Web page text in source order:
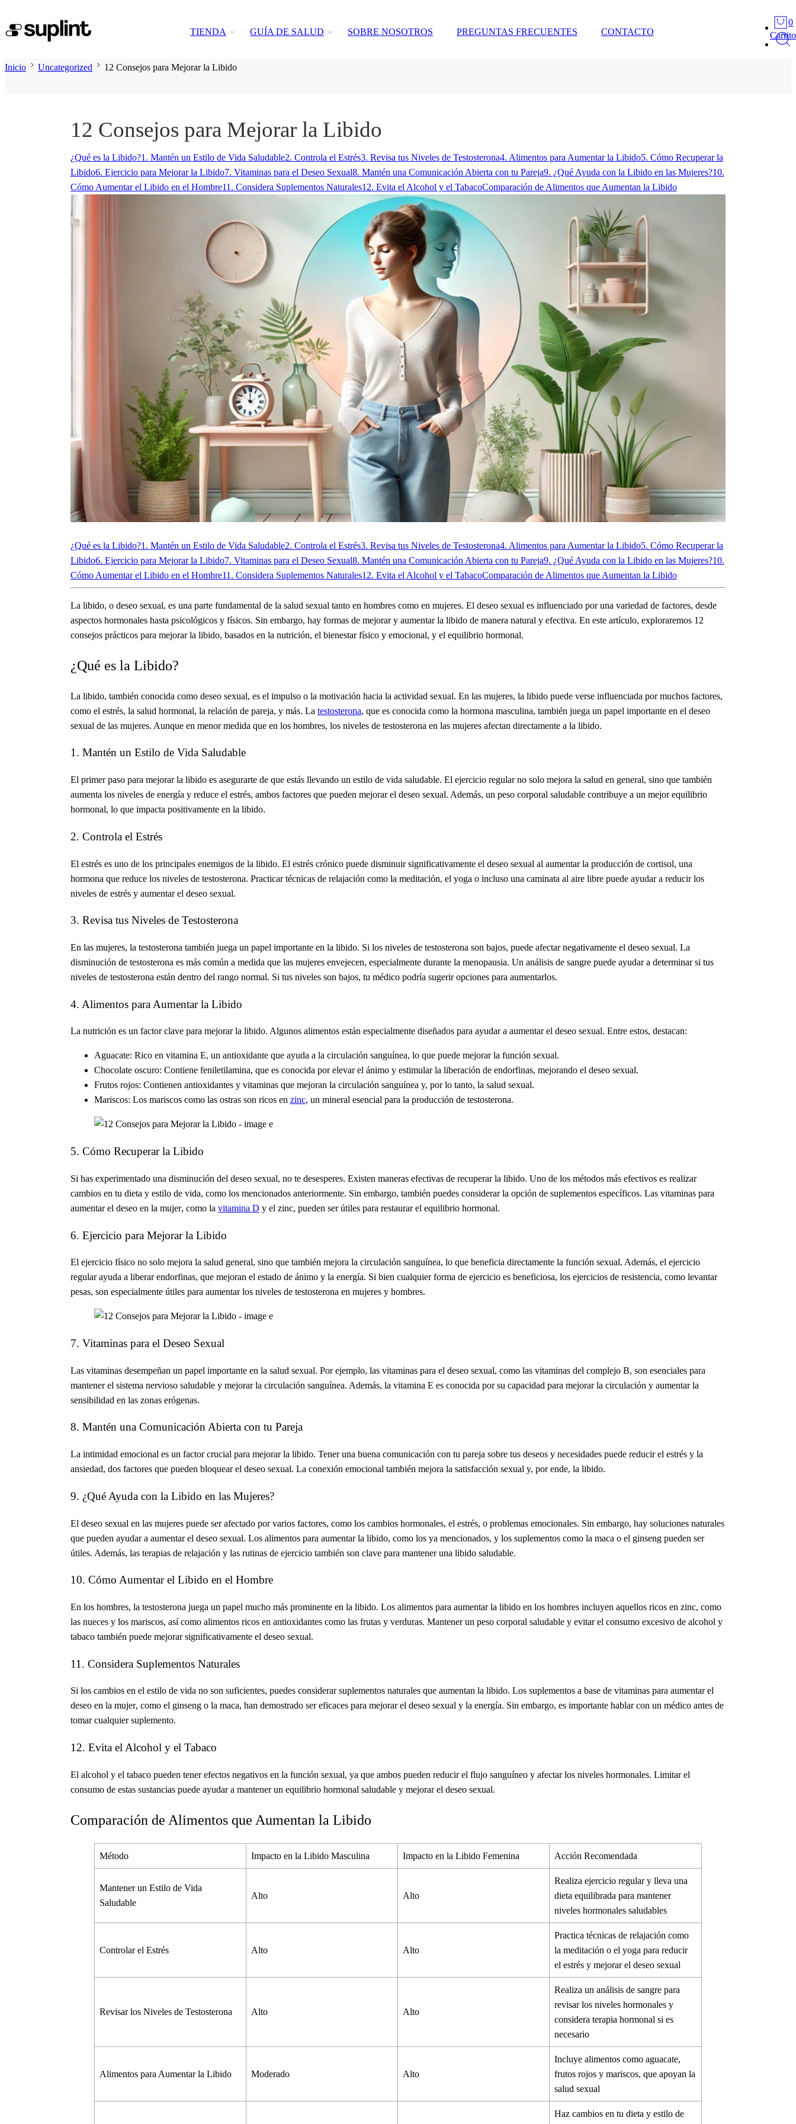
0
Carrito
TIENDA GUÍA DE SALUD SOBRE NOSOTROS PREGUNTAS FRECUENTES CONTACTO
Inicio Uncategorized 12 Consejos para Mejorar la Libido
12 Consejos para Mejorar la Libido
¿Qué es la Libido?1. Mantén un Estilo de Vida Saludable2. Controla el Estrés3. Revisa tus Niveles de Testosterona4. Alimentos para Aumentar la Libido5. Cómo Recuperar la
Libido6. Ejercicio para Mejorar la Libido7. Vitaminas para el Deseo Sexual8. Mantén una Comunicación Abierta con tu Pareja9. ¿Qué Ayuda con la Libido en las Mujeres?10.
Cómo Aumentar el Libido en el Hombre11. Considera Suplementos Naturales12. Evita el Alcohol y el TabacoComparación de Alimentos que Aumentan la Libido
¿Qué es la Libido?1. Mantén un Estilo de Vida Saludable2. Controla el Estrés3. Revisa tus Niveles de Testosterona4. Alimentos para Aumentar la Libido5. Cómo Recuperar la
Libido6. Ejercicio para Mejorar la Libido7. Vitaminas para el Deseo Sexual8. Mantén una Comunicación Abierta con tu Pareja9. ¿Qué Ayuda con la Libido en las Mujeres?10.
Cómo Aumentar el Libido en el Hombre11. Considera Suplementos Naturales12. Evita el Alcohol y el TabacoComparación de Alimentos que Aumentan la Libido
La libido, o deseo sexual, es una parte fundamental de la salud sexual tanto en hombres como en mujeres. El deseo sexual es influenciado por una variedad de factores, desde
aspectos hormonales hasta psicológicos y físicos. Sin embargo, hay formas de mejorar y aumentar la libido de manera natural y efectiva. En este artículo, exploraremos 12
consejos prácticos para mejorar la libido, basados en la nutrición, el bienestar físico y emocional, y el equilibrio hormonal.
¿Qué es la Libido?
La libido, también conocida como deseo sexual, es el impulso o la motivación hacia la actividad sexual. En las mujeres, la libido puede verse influenciada por muchos factores,
como el estrés, la salud hormonal, la relación de pareja, y más. La testosterona, que es conocida como la hormona masculina, también juega un papel importante en el deseo
sexual de las mujeres. Aunque en menor medida que en los hombres, los niveles de testosterona en las mujeres afectan directamente a la libido.
1. Mantén un Estilo de Vida Saludable
El primer paso para mejorar la libido es asegurarte de que estás llevando un estilo de vida saludable. El ejercicio regular no solo mejora la salud en general, sino que también
aumenta los niveles de energía y reduce el estrés, ambos factores que pueden mejorar el deseo sexual. Además, un peso corporal saludable contribuye a un mejor equilibrio
hormonal, lo que impacta positivamente en la libido.
2. Controla el Estrés
El estrés es uno de los principales enemigos de la libido. El estrés crónico puede disminuir significativamente el deseo sexual al aumentar la producción de cortisol, una
hormona que reduce los niveles de testosterona. Practicar técnicas de relajación como la meditación, el yoga o incluso una caminata al aire libre puede ayudar a reducir los
niveles de estrés y aumentar el deseo sexual.
3. Revisa tus Niveles de Testosterona
En las mujeres, la testosterona también juega un papel importante en la libido. Si los niveles de testosterona son bajos, puede afectar negativamente el deseo sexual. La
disminución de testosterona es más común a medida que las mujeres envejecen, especialmente durante la menopausia. Un análisis de sangre puede ayudar a determinar si tus
niveles de testosterona están dentro del rango normal. Si tus niveles son bajos, tu médico podría sugerir opciones para aumentarlos.
4. Alimentos para Aumentar la Libido
La nutrición es un factor clave para mejorar la libido. Algunos alimentos están especialmente diseñados para ayudar a aumentar el deseo sexual. Entre estos, destacan:
Aguacate: Rico en vitamina E, un antioxidante que ayuda a la circulación sanguínea, lo que puede mejorar la función sexual.
Chocolate oscuro: Contiene feniletilamina, que es conocida por elevar el ánimo y estimular la liberación de endorfinas, mejorando el deseo sexual.
Frutos rojos: Contienen antioxidantes y vitaminas que mejoran la circulación sanguínea y, por lo tanto, la salud sexual.
Mariscos: Los mariscos como las ostras son ricos en zinc, un mineral esencial para la producción de testosterona.
5. Cómo Recuperar la Libido
Si has experimentado una disminución del deseo sexual, no te desesperes. Existen maneras efectivas de recuperar la libido. Uno de los métodos más efectivos es realizar
cambios en tu dieta y estilo de vida, como los mencionados anteriormente. Sin embargo, también puedes considerar la opción de suplementos específicos. Las vitaminas para
aumentar el deseo en la mujer, como la vitamina D y el zinc, pueden ser útiles para restaurar el equilibrio hormonal.
6. Ejercicio para Mejorar la Libido
El ejercicio físico no solo mejora la salud general, sino que también mejora la circulación sanguínea, lo que beneficia directamente la función sexual. Además, el ejercicio
regular ayuda a liberar endorfinas, que mejoran el estado de ánimo y la energía. Si bien cualquier forma de ejercicio es beneficiosa, los ejercicios de resistencia, como levantar
pesas, son especialmente útiles para aumentar los niveles de testosterona en mujeres y hombres.
7. Vitaminas para el Deseo Sexual
Las vitaminas desempeñan un papel importante en la salud sexual. Por ejemplo, las vitaminas para el deseo sexual, como las vitaminas del complejo B, son esenciales para
mantener el sistema nervioso saludable y mejorar la circulación sanguínea. Además, la vitamina E es conocida por su capacidad para mejorar la circulación y aumentar la
sensibilidad en las zonas erógenas.
8. Mantén una Comunicación Abierta con tu Pareja
La intimidad emocional es un factor crucial para mejorar la libido. Tener una buena comunicación con tu pareja sobre tus deseos y necesidades puede reducir el estrés y la
ansiedad, dos factores que pueden bloquear el deseo sexual. La conexión emocional también mejora la satisfacción sexual y, por ende, la libido.
9. ¿Qué Ayuda con la Libido en las Mujeres?
El deseo sexual en las mujeres puede ser afectado por varios factores, como los cambios hormonales, el estrés, o problemas emocionales. Sin embargo, hay soluciones naturales
que pueden ayudar a aumentar el deseo sexual. Los alimentos para aumentar la libido, como los ya mencionados, y los suplementos como la maca o el ginseng pueden ser
útiles. Además, las terapias de relajación y las rutinas de ejercicio también son clave para mantener una libido saludable.
10. Cómo Aumentar el Libido en el Hombre
En los hombres, la testosterona juega un papel mucho más prominente en la libido. Los alimentos para aumentar la libidoen los hombres incluyen aquellos ricos en zinc, como
las nueces y los mariscos, así como alimentos ricos en antioxidantes como las frutas y verduras. Mantener un peso corporal saludable y evitar el consumo excesivo de alcohol y
tabaco también puede mejorar significativamente el deseo sexual.
11. Considera Suplementos Naturales
Si los cambios en el estilo de vida no son suficientes, puedes considerar suplementos naturales que aumentan la libido. Los suplementos a base de vitaminas para aumentar el
deseo en la mujer, como el ginseng o la maca, han demostrado ser eficaces para mejorar el deseo sexual y la energía. Sin embargo, es importante hablar con un médico antes de
tomar cualquier suplemento.
12. Evita el Alcohol y el Tabaco
El alcohol y el tabaco pueden tener efectos negativos en la función sexual, ya que ambos pueden reducir el flujo sanguíneo y afectar los niveles hormonales. Limitar el
consumo de estas sustancias puede ayudar a mantener un equilibrio hormonal saludable y mejorar el deseo sexual.
Comparación de Alimentos que Aumentan la Libido
Método Impacto en la Libido Masculina Impacto en la Libido Femenina Acción Recomendada
Mantener un Estilo de Vida
Saludable
Alto Alto
Realiza ejercicio regular y lleva una
dieta equilibrada para mantener
niveles hormonales saludables
Controlar el Estrés Alto Alto
Practica técnicas de relajación como
la meditación o el yoga para reducir
el estrés y mejorar el deseo sexual
Revisar los Niveles de Testosterona Alto Alto
Realiza un análisis de sangre para
revisar los niveles hormonales y
considera terapia hormonal si es
necesario
Alimentos para Aumentar la Libido Moderado Alto
Incluye alimentos como aguacate,
frutos rojos y mariscos, que apoyan la
salud sexual
Haz cambios en tu dieta y estilo de